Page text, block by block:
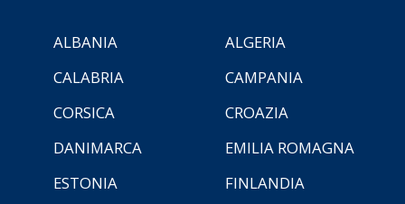
ALBANIA
ALGERIA
CALABRIA
CAMPANIA
CORSICA
CROAZIA
DANIMARCA
EMILIA ROMAGNA
ESTONIA
FINLANDIA